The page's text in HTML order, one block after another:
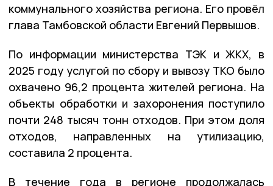
коммунального хозяйства региона. Его провёл
глава Тамбовской области Евгений Первышов.
По информации министерства ТЭК и ЖКХ, в
2025 году услугой по сбору и вывозу ТКО было
охвачено 96,2 процента жителей региона. На
объекты обработки и захоронения поступило
почти 248 тысяч тонн отходов. При этом доля
отходов, направленных на утилизацию,
составила 2 процента.
В течение года в регионе продолжалась